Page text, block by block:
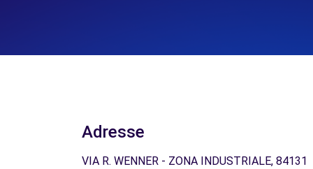
Adresse
VIA R. WENNER - ZONA INDUSTRIALE, 84131